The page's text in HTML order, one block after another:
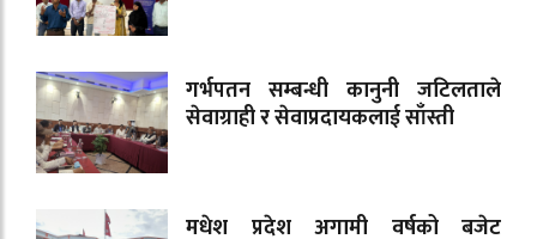
गर्भपतन सम्बन्धी कानुनी जटिलताले
सेवाग्राही र सेवाप्रदायकलाई साँस्ती
मधेश प्रदेश अगामी वर्षको बजेट